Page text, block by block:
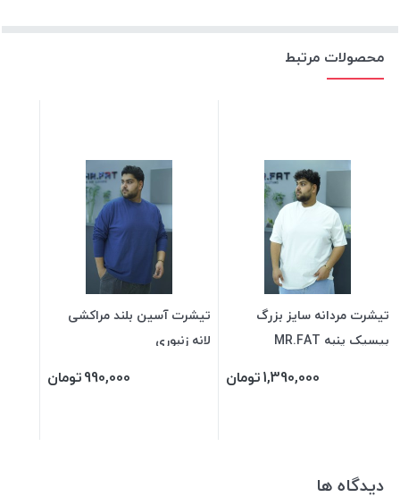
محصولات مرتبط
تیشرت مردانه سایز بزرگ
بیسیک پنبه MR.FAT
1,390,000تومان
تیشرت آسین بلند مراکشی
لانه زنبوری
990,000تومان
دیدگاه ها